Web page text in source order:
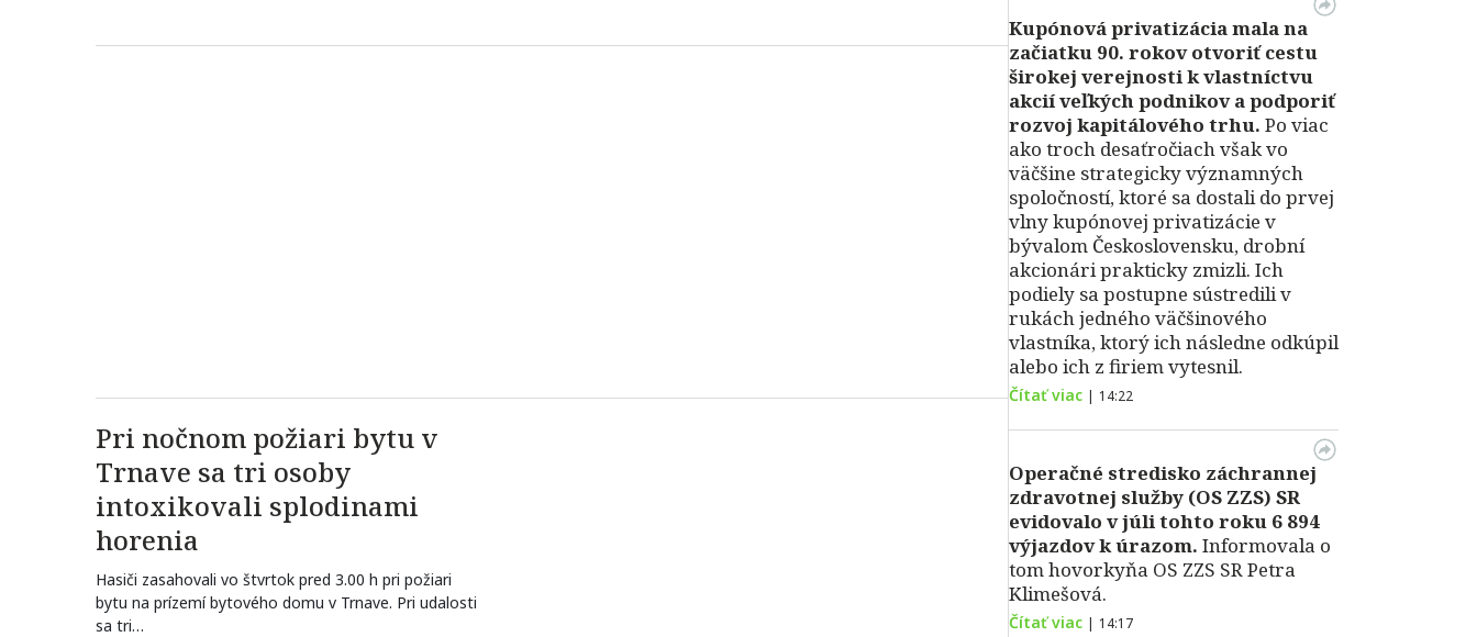
Pri nočnom požiari bytu v
Trnave sa tri osoby
intoxikovali splodinami
horenia
Hasiči zasahovali vo štvrtok pred 3.00 h pri požiari
bytu na prízemí bytového domu v Trnave. Pri udalosti
sa tri…
Kupónová privatizácia mala na
začiatku 90. rokov otvoriť cestu
širokej verejnosti k vlastníctvu
akcií veľkých podnikov a podporiť
rozvoj kapitálového trhu. Po viac
ako troch desaťročiach však vo
väčšine strategicky významných
spoločností, ktoré sa dostali do prvej
vlny kupónovej privatizácie v
bývalom Československu, drobní
akcionári prakticky zmizli. Ich
podiely sa postupne sústredili v
rukách jedného väčšinového
vlastníka, ktorý ich následne odkúpil
alebo ich z firiem vytesnil.
Čítať viac | 14:22
Operačné stredisko záchrannej
zdravotnej služby (OS ZZS) SR
evidovalo v júli tohto roku 6 894
výjazdov k úrazom. Informovala o
tom hovorkyňa OS ZZS SR Petra
Klimešová.
Čítať viac | 14:17